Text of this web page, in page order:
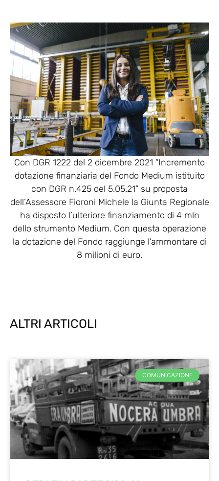
Con DGR 1222 del 2 dicembre 2021 “Incremento
dotazione finanziaria del Fondo Medium istituito
con DGR n.425 del 5.05.21” su proposta
dell’Assessore Fioroni Michele la Giunta Regionale
ha disposto l’ulteriore finanziamento di 4 mln
dello strumento Medium. Con questa operazione
la dotazione del Fondo raggiunge l’ammontare di
8 milioni di euro.
ALTRI ARTICOLI
COMUNICAZIONE